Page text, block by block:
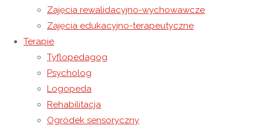
Zajęcia rewalidacyjno-wychowawcze
Zajęcia edukacyjno-terapeutyczne
Terapie
Tyflopedagog
Psycholog
Logopeda
Rehabilitacja
Ogródek sensoryczny
Ta piosenka jest o mamie
W Polsce, Indiach i Wietnamie
Cały świat mamusie kocha
Azja oraz Europa.